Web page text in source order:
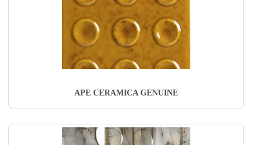
APE CERAMICA GENUINE